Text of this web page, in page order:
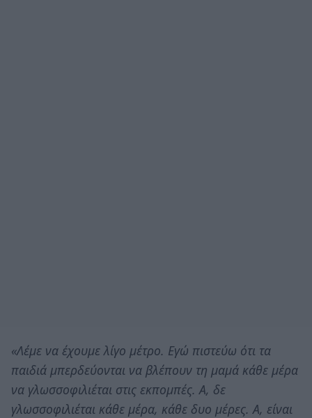
«Λέμε να έχουμε λίγο μέτρο. Εγώ πιστεύω ότι τα
παιδιά μπερδεύονται να βλέπουν τη μαμά κάθε μέρα
να γλωσσοφιλιέται στις εκπομπές. Α, δε
γλωσσοφιλιέται κάθε μέρα, κάθε δυο μέρες. Α, είναι